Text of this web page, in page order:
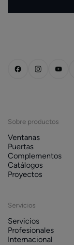
Sobre productos
Ventanas
Puertas
Complementos
Catálogos
Proyectos
Servicios
Servicios
Profesionales
Internacional